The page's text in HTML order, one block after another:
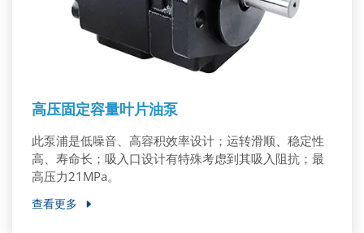
高压固定容量叶片油泵
此泵浦是低噪音、高容积效率设计；运转滑顺、稳定性
高、寿命长；吸入口设计有特殊考虑到其吸入阻抗；最
高压力21MPa。
查看更多